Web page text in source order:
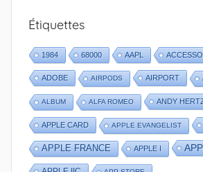
Étiquettes
1984 68000 AAPL
ADOBE AIRPODS AIRPORT
ALBUM ALFA ROMEO ANDY
APPLE CARD APPLE EVANGELIST
APPLE FRANCE APPLE I